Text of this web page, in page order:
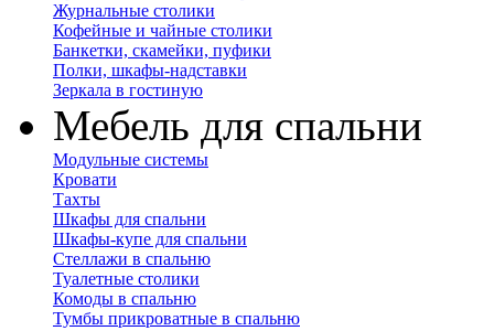
Журнальные столики
Кофейные и чайные столики
Банкетки, скамейки, пуфики
Полки, шкафы-надставки
Зеркала в гостиную
Мебель для спальни
Модульные системы
Кровати
Тахты
Шкафы для спальни
Шкафы-купе для спальни
Стеллажи в спальню
Туалетные столики
Комоды в спальню
Тумбы прикроватные в спальню